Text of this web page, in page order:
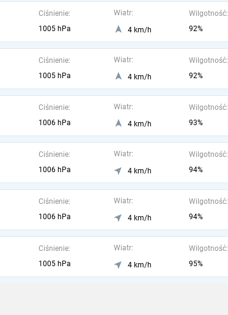
Ciśnienie:
1005 hPa
Wiatr:
4 km/h
Wilgotność:
92%
Ciśnienie:
1005 hPa
Wiatr:
4 km/h
Wilgotność:
92%
Ciśnienie:
1006 hPa
Wiatr:
4 km/h
Wilgotność:
93%
Ciśnienie:
1006 hPa
Wiatr:
4 km/h
Wilgotność:
94%
Ciśnienie:
1006 hPa
Wiatr:
4 km/h
Wilgotność:
94%
Ciśnienie:
1005 hPa
Wiatr:
4 km/h
Wilgotność:
95%